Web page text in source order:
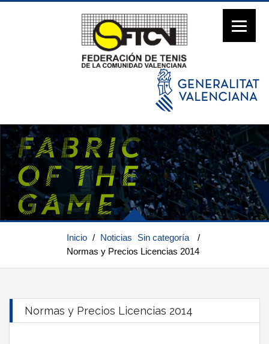
Inicio / Noticias Sin categoría
/
Normas y Precios Licencias 2014
Normas y Precios Licencias 2014